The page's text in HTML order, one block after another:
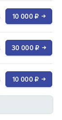
10 000 ₽ →
30 000 ₽ →
10 000 ₽ →